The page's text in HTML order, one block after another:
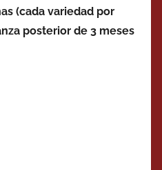
(cada variedad por
posterior de 3 meses